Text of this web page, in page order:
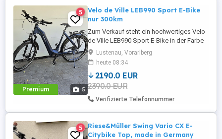
Premium 5
5
Velo de Ville LEB990 Sport E-Bike
nur 300km
Zum Verkauf steht ein hochwertiges Velo
de Ville LEB990 Sport E-Bike in der Farbe
Night Blue Matt Black. Daten: * Hersteller:
Velo de Ville * Modell: LEB990 Sport *
Motor: Bosch Performance Line CX *
Akku: Bosch PowerTube 625 Wh *
Rahmengröße: L * Farbe: Night Blue Matt
Black * Erstzulassung Kauf: ...
Lustenau, Vorarlberg
heute 08:34
2190.0 EUR
2390.0 EUR
Verifizierte Telefonnummer
5
Riese&Müller Swing Vario CX E-
Citybike Top, made in Germany